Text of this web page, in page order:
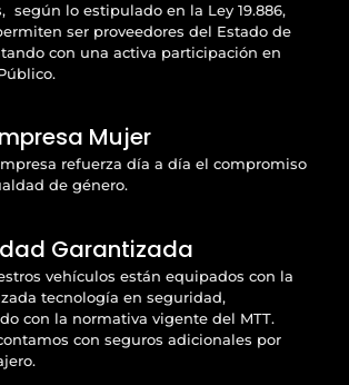
según lo estipulado en la Ley 19.886,
ser proveedores del Estado de
con una activa participación en
Mujer
refuerza día a día el compromiso
de género.
Garantizada
vehículos están equipados con la
tecnología en seguridad,
con la normativa vigente del MTT.
con seguros adicionales por